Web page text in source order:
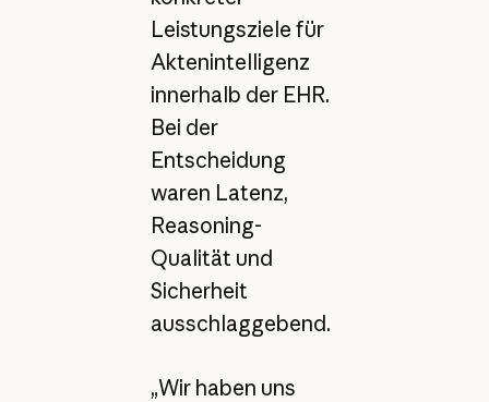
Leistungsziele für
Aktenintelligenz
innerhalb der EHR.
Bei der
Entscheidung
waren Latenz,
Reasoning-
Qualität und
Sicherheit
ausschlaggebend.
„Wir haben uns